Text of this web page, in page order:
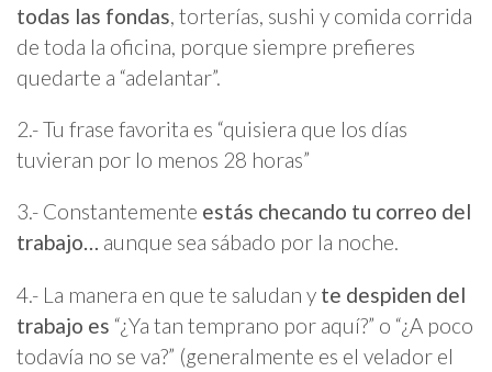
todas las fondas, torterías, sushi y comida corrida
de toda la oficina, porque siempre prefieres
quedarte a “adelantar”.
2.- Tu frase favorita es “quisiera que los días
tuvieran por lo menos 28 horas”
3.- Constantemente estás checando tu correo del
trabajo… aunque sea sábado por la noche.
4.- La manera en que te saludan y te despiden del
trabajo es “¿Ya tan temprano por aquí?” o “¿A poco
todavía no se va?” (generalmente es el velador el